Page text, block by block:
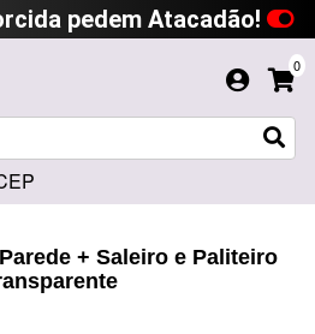
pedem Atacadão!
0
+ Saleiro e Paliteiro